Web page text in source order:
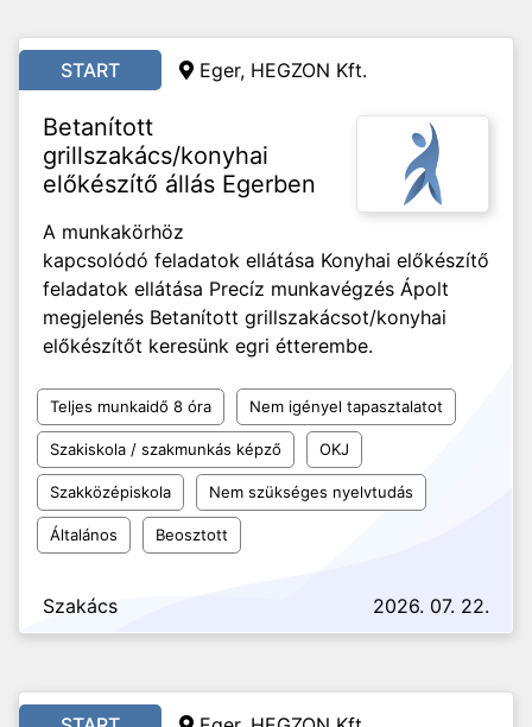
START Eger, HEGZON Kft.
Betanított
grillszakács/konyhai
előkészítő állás Egerben
A munkakörhöz
kapcsolódó feladatok ellátása Konyhai előkészítő
feladatok ellátása Precíz munkavégzés Ápolt
megjelenés Betanított grillszakácsot/konyhai
előkészítőt keresünk egri étterembe.
Teljes munkaidő 8 óra Nem igényel tapasztalatot
Szakiskola / szakmunkás képző OKJ
Szakközépiskola Nem szükséges nyelvtudás
Általános Beosztott
Szakács 2026. 07. 22.